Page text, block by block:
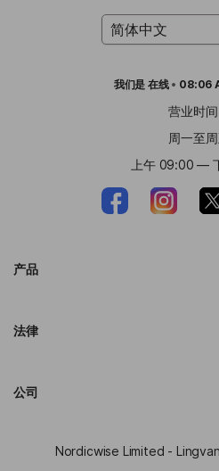
我们是在线 • 08:06
营业时间
周一至
上午 09:00 —
产品
Edge 翻
法律
联盟计划
公司
新闻资
Nordicwise Limited -